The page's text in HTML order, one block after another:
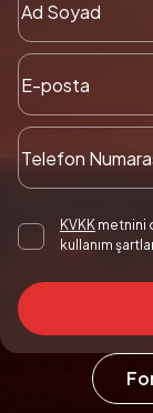
KVKK metnini
kullanım